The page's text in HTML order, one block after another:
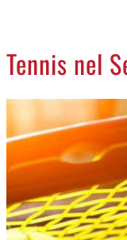
Tennis nel